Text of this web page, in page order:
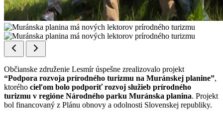
Občianske združenie Lesmír úspešne zrealizovalo projekt
“Podpora rozvoja prírodného turizmu na Muránskej planine”,
ktorého cieľom bolo podporiť rozvoj služieb prírodného
turizmu v regióne Národného parku Muránska planina. Projekt
bol financovaný z Plánu obnovy a odolnosti Slovenskej republiky.